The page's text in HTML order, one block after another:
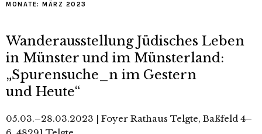
MONATE: MÄRZ 2023
Wanderausstellung Jüdisches Leben
in Münster und im Münsterland:
„Spurensuche_n im Gestern
und Heute“
05.03.–28.03.2023 | Foyer Rathaus Telgte, Baßfeld 4–